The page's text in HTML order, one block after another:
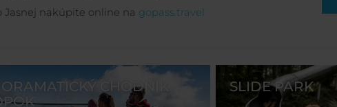
Jasnej nakúpite online na gopass.travel
CHODNÍK
SLIDE PARK